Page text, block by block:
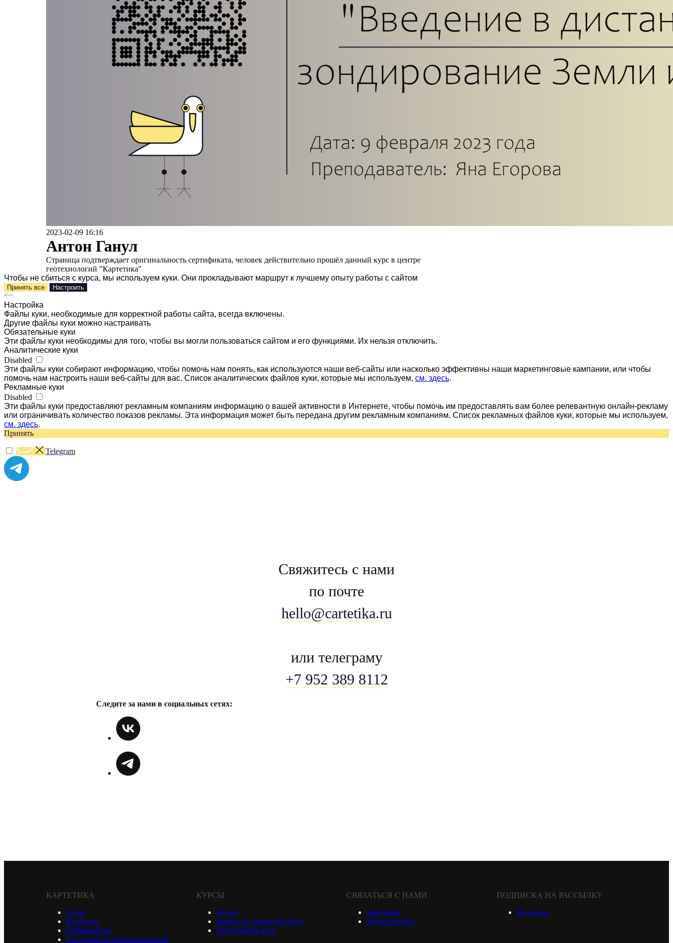
2023-02-09 16:16
Антон Ганул
Страница подтверждает оригинальность сертификата, человек действительно прошёл данный курс в центре
геотехнологий "Картетика"
Чтобы не сбиться с курса, мы используем куки. Они прокладывают маршрут к лучшему опыту работы с сайтом
Принять все Настроить
Настройка
Файлы куки, необходимые для корректной работы сайта, всегда включены.
Другие файлы куки можно настраивать
Обязательные куки
Эти файлы куки необходимы для того, чтобы вы могли пользоваться сайтом и его функциями. Их нельзя отключить.
Аналитические куки
Disabled
Эти файлы куки собирают информацию, чтобы помочь нам понять, как используются наши веб-сайты или насколько эффективны наши маркетинговые кампании, или чтобы
помочь нам настроить наши веб-сайты для вас. Список аналитических файлов куки, которые мы используем, см. здесь.
Рекламные куки
Disabled
Эти файлы куки предоставляют рекламным компаниям информацию о вашей активности в Интернете, чтобы помочь им предоставлять вам более релевантную онлайн-рекламу
или ограничивать количество показов рекламы. Эта информация может быть передана другим рекламным компаниям. Список рекламных файлов куки, которые мы используем,
см. здесь.
Принять
Telegram
Свяжитесь с нами
по почте
hello@cartetika.ru
или телеграму
+7 952 389 8112
Следите за нами в социальных сетях:
КАРТЕТИКА
О нас
Контакты
ГеоВакансии
Сведения об образовательной
КУРСЫ
Курсы
Запись на закрытый курс
Предложить курс
СВЯЗАТЬСЯ С НАМИ
Контакты
Задать вопрос
ПОДПИСКА НА РАССЫЛКУ
Рассылка